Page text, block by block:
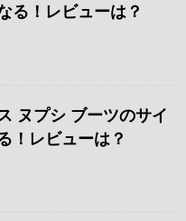
る！レビューは？
ヌプシ ブーツのサイ
！レビューは？